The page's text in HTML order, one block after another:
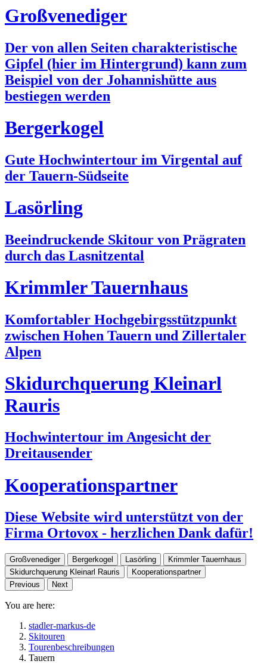
Großvenediger
Der von allen Seiten charakteristische
Gipfel (hier im Hintergrund) kann zum
Beispiel von der Johannishütte aus
bestiegen werden
Bergerkogel
Gute Hochwintertour im Virgental auf
der Tauern-Südseite
Lasörling
Beeindruckende Skitour von Prägraten
durch das Lasnitzental
Krimmler Tauernhaus
Komfortabler Hochgebirgsstützpunkt
zwischen Hohen Tauern und Zillertaler
Alpen
Skidurchquerung Kleinarl
Rauris
Hochwintertour im Angesicht der
Dreitausender
Kooperationspartner
Diese Website wird unterstützt von der
Firma Ortovox - herzlichen Dank dafür!
Großvenediger Bergerkogel Lasörling
Krimmler Tauernhaus
Skidurchquerung Kleinarl Rauris
Kooperationspartner
Previous
Next
You are here:
stadler-markus-de
Skitouren
Tourenbeschreibungen
Tauern